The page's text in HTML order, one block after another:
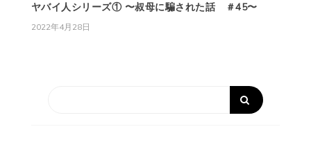
ヤバイ人シリーズ① 〜叔母に騙された話 ＃45〜
2022年4月28日